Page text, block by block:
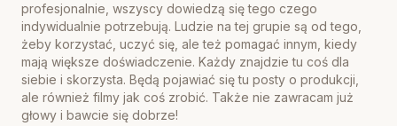
profesjonalnie, wszyscy dowiedzą się tego czego
indywidualnie potrzebują. Ludzie na tej grupie są od tego,
żeby korzystać, uczyć się, ale też pomagać innym, kiedy
mają większe doświadczenie. Każdy znajdzie tu coś dla
siebie i skorzysta. Będą pojawiać się tu posty o produkcji,
ale również filmy jak coś zrobić. Także nie zawracam już
głowy i bawcie się dobrze!